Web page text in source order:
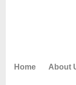
Home About